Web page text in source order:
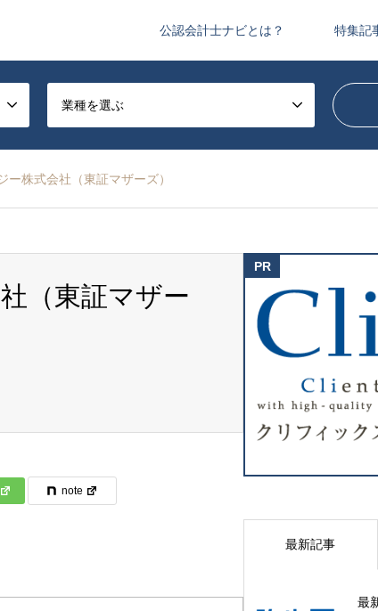
公認会計士ナビとは？ 特集記
業種を選ぶ
ー株式会社（東証マザーズ）
（東証マザー
note
最新記事
最